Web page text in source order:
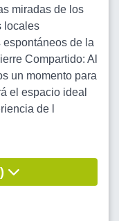
miradas de los
locales
de la
Compartido: Al
un momento para
el espacio ideal
de l